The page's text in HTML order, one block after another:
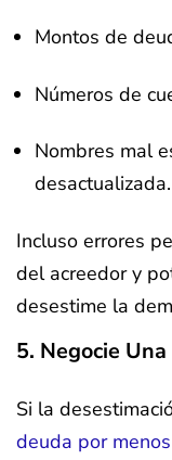
Montos de
Números de
Nombres mal
desactualizada.
Incluso errores
del acreedor y
desestime la
5. Negocie
Si la
deuda por